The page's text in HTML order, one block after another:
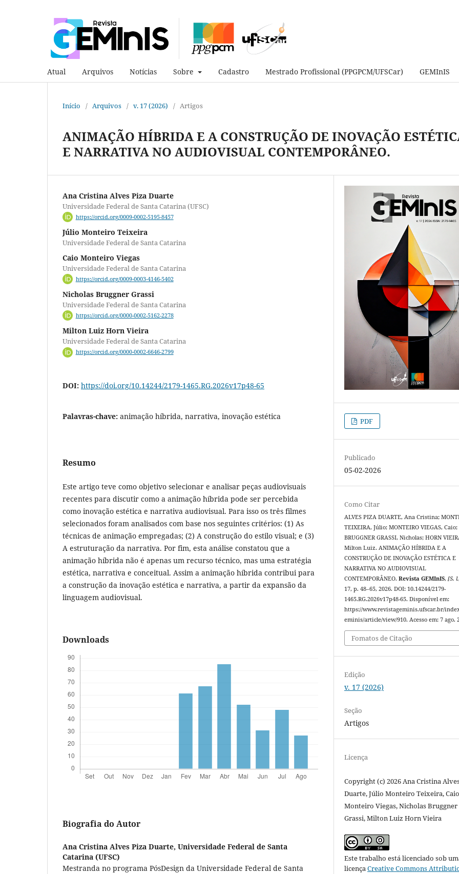
Atual Arquivos Notícias Sobre Cadastro Mestrado Profissional (PPGPCM/UFSCar) GEMInIS
Início / Arquivos / v. 17 (2026) / Artigos
ANIMAÇÃO HÍBRIDA E A CONSTRUÇÃO DE INOVAÇÃO
E NARRATIVA NO AUDIOVISUAL CONTEMPORÂNEO.
Ana Cristina Alves Piza Duarte
Universidade Federal de Santa Catarina (UFSC)
https://orcid.org/0009-0002-5195-8457
Júlio Monteiro Teixeira
Universidade Federal de Santa Catarina
Caio Monteiro Viegas
Universidade Federal de Santa Catarina
https://orcid.org/0009-0003-4146-5402
Nicholas Bruggner Grassi
Universidade Federal de Santa Catarina
https://orcid.org/0000-0002-5162-2278
Milton Luiz Horn Vieira
Universidade Federal de Santa Catarina
https://orcid.org/0000-0002-6646-2799
DOI: https://doi.org/10.14244/2179-1465.RG.2026v17p48-65
Palavras-chave: animação híbrida, narrativa, inovação estética
Resumo
Este artigo teve como objetivo selecionar e analisar peças audiovisuais
recentes para discutir como a animação híbrida pode ser percebida
como inovação estética e narrativa audiovisual. Para isso os três filmes
selecionados foram analisados com base nos seguintes critérios: (1) As
técnicas de animação empregadas; (2) A construção do estilo visual; e (3)
A estruturação da narrativa. Por fim, esta análise constatou que a
animação híbrida não é apenas um recurso técnico, mas uma estratégia
estética, narrativa e conceitual. Assim a animação híbrida contribui para
a construção da inovação estética e narrativa, a partir da expansão da
linguagem audiovisual.
Downloads
Biografia do Autor
Ana Cristina Alves Piza Duarte, Universidade Federal de Santa
Catarina (UFSC)
Mestranda no programa PósDesign da Universidade Federal de Santa
PDF
Publicado
05-02-2026
Como Citar
ALVES PIZA DUARTE, Ana Cristina;
TEIXEIRA, Júlio; MONTEIRO VIEGAS, Caio;
BRUGGNER GRASSI, Nicholas; HORN
Milton Luiz. ANIMAÇÃO HÍBRIDA E A
CONSTRUÇÃO DE INOVAÇÃO ESTÉTICA E
NARRATIVA NO AUDIOVISUAL
CONTEMPORÂNEO.Revista GEMInIS,[S.
17, p. 48–65, 2026. DOI: 10.14244/2179-
1465.RG.2026v17p48-65. Disponível em:
https://www.revistageminis.ufscar.br/
eminis/article/view/910. Acesso em: 7 ago.
Fomatos de Citação
Edição
v. 17 (2026)
Seção
Artigos
Licença
Copyright (c) 2026 Ana Cristina
Duarte, Júlio Monteiro Teixeira, Caio
Monteiro Viegas, Nicholas Bruggner
Grassi, Milton Luiz Horn Vieira
Este trabalho está licenciado sob
licençaCreative Commons